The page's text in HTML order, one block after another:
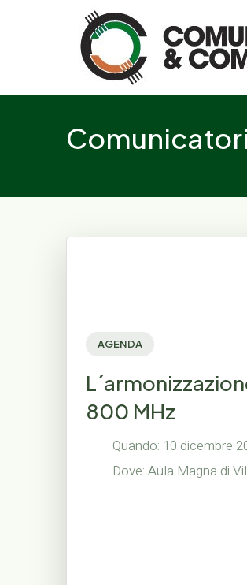
Logo
AGENDA
800 MHz
Quando: 10 dicembre
Dove: Aula Magna di